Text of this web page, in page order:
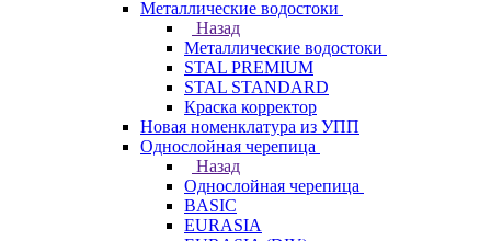
Металлические водостоки
Назад
Металлические водостоки
STAL PREMIUM
STAL STANDARD
Краска корректор
Новая номенклатура из УПП
Однослойная черепица
Назад
Однослойная черепица
BASIC
EURASIA